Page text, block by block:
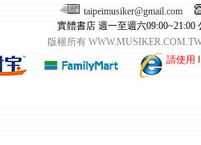
taipeimusiker@gmail.com
實體書店 週一至週六09:00~21:00
版權所有
請使用